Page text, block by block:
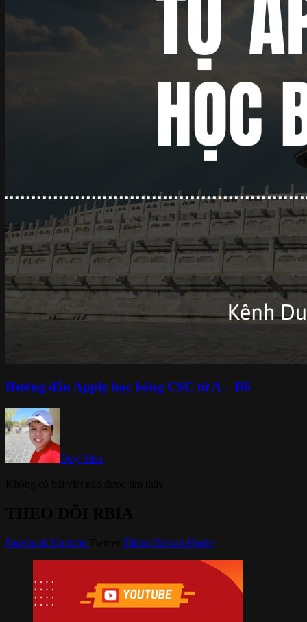
Hướng dẫn Apply học bổng CSC từ A – Đỗ
Duy Riba
FacebookYoutube Tiktok Weixin Home